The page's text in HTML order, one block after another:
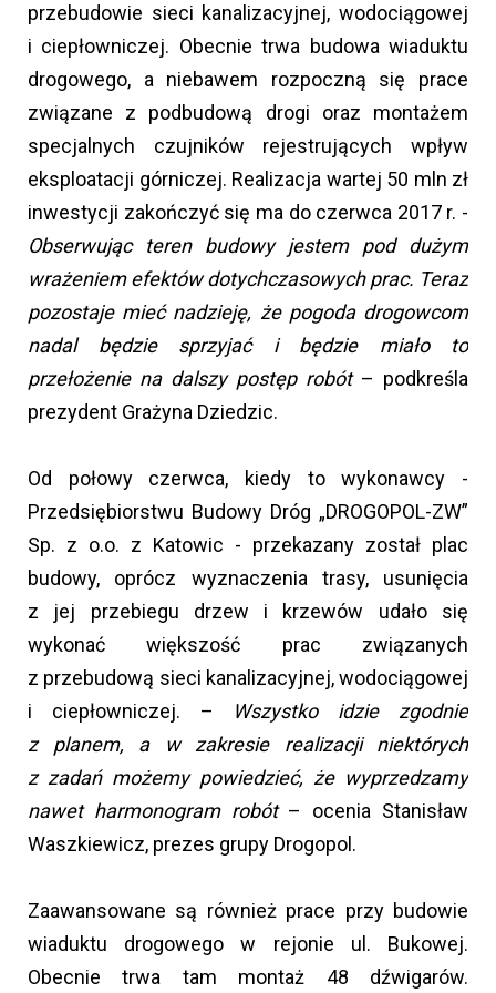
przebudowie sieci kanalizacyjnej, wodociągowej
i ciepłowniczej. Obecnie trwa budowa wiaduktu
drogowego, a niebawem rozpoczną się prace
związane z podbudową drogi oraz montażem
specjalnych czujników rejestrujących wpływ
eksploatacji górniczej. Realizacja wartej 50 mln zł
inwestycji zakończyć się ma do czerwca 2017 r. -
Obserwując teren budowy jestem pod dużym
wrażeniem efektów dotychczasowych prac. Teraz
pozostaje mieć nadzieję, że pogoda drogowcom
nadal będzie sprzyjać i będzie miało to
przełożenie na dalszy postęp robót – podkreśla
prezydent Grażyna Dziedzic.
Od połowy czerwca, kiedy to wykonawcy -
Przedsiębiorstwu Budowy Dróg „DROGOPOL-ZW”
Sp. z o.o. z Katowic - przekazany został plac
budowy, oprócz wyznaczenia trasy, usunięcia
z jej przebiegu drzew i krzewów udało się
wykonać większość prac związanych
z przebudową sieci kanalizacyjnej, wodociągowej
i ciepłowniczej. –
Wszystko idzie zgodnie
z planem, a w zakresie realizacji niektórych
z zadań możemy powiedzieć, że wyprzedzamy
nawet harmonogram robót– ocenia Stanisław
Waszkiewicz, prezes grupy Drogopol.
Zaawansowane są również prace przy budowie
wiaduktu drogowego w rejonie ul. Bukowej.
Obecnie trwa tam montaż 48 dźwigarów.